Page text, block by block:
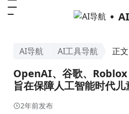
AI导航 AI工具导航 正文
OpenAI、谷歌、Roblox
旨在保障人工智能时代
2年前发布